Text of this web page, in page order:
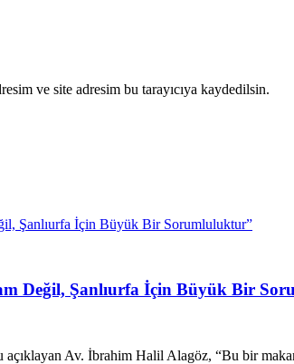
ve site adresim bu tarayıcıya kaydedilsin.
Değil, Şanlıurfa İçin Büyük Bir
Av. İbrahim Halil Alagöz, “Bu bir